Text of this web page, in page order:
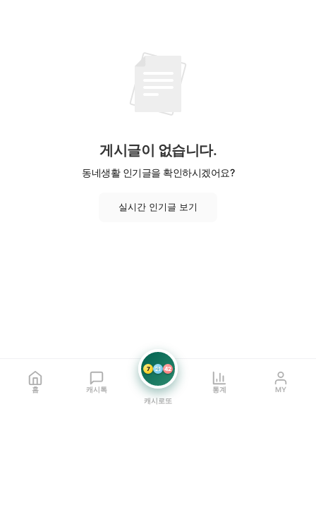
게시글이 없습니다.
동네생활 인기글을 확인하시겠어요?
실시간 인기글 보기
홈 캐시톡
7 21 42
캐시로또
통계 MY